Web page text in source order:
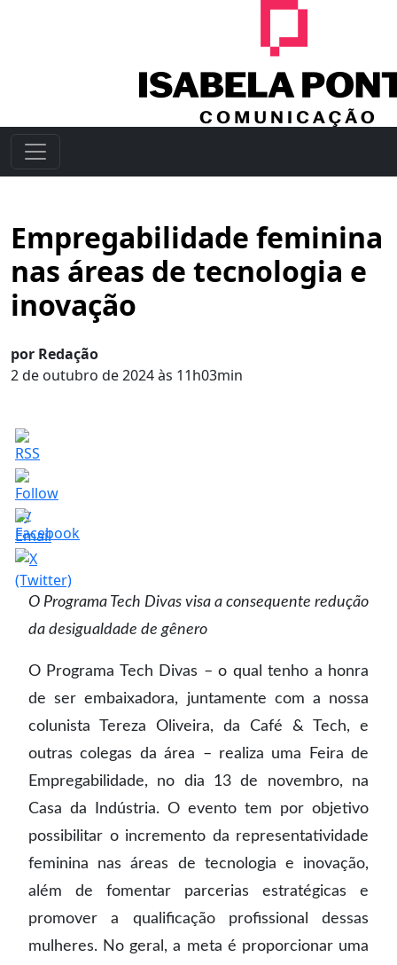
Empregabilidade feminina
nas áreas de tecnologia e
inovação
por Redação
2 de outubro de 2024 às 11h03min
O Programa Tech Divas visa a consequente redução
da desigualdade de gênero
O Programa Tech Divas – o qual tenho a honra
de ser embaixadora, juntamente com a nossa
colunista Tereza Oliveira, da Café & Tech, e
outras colegas da área – realiza uma Feira de
Empregabilidade, no dia 13 de novembro, na
Casa da Indústria. O evento tem por objetivo
possibilitar o incremento da representatividade
feminina nas áreas de tecnologia e inovação,
além de fomentar parcerias estratégicas e
promover a qualificação profissional dessas
mulheres. No geral, a meta é proporcionar uma